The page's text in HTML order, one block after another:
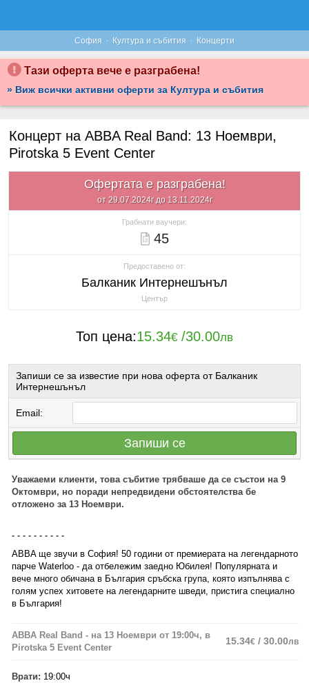
София · Култура и събития · Концерти
Тази оферта вече е разграбена!
» Виж всички активни оферти за Култура и събития
Концерт на ABBA Real Band: 13 Ноември,
Pirotska 5 Event Center
Офертата е разграбена!
от 29.07.2024г до 13.11.2024г
Грабнати ваучери:
45
Предоставено от:
Балканик Интернешънъл
Център
Топ цена:15.34€ /30.00лв
Запиши се за известие при нова оферта от Балканик
Интернешънъл
Email:
Запиши се
Уважаеми клиенти, това събитие трябваше да се състои на 9
Октомври, но поради непредвидени обстоятелства бе
отложено за 13 Ноември.
- - - - - - - - - -
ABBA ще звучи в София! 50 години от премиерата на легендарното
парче Waterloo - да отбележим заедно Юбилея! Популярната и
вече много обичана в България сръбска група, която изпълнява с
голям успех хитовете на легендарните шведи, пристига специално
в България!
ABBA Real Band - на 13 Ноември от 19:00ч, в
Pirotska 5 Event Center
15.34€ / 30.00лв
Врати: 19:00ч